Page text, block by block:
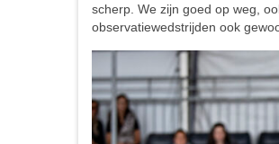
scherp. We zijn goed op weg,
observatiewedstrijden ook